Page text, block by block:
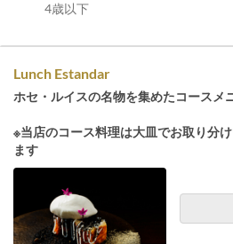
4歳以下
Lunch Estandar
ホセ・ルイスの名物を集めたコースメ
※当店のコース料理は大皿でお取り分
ます